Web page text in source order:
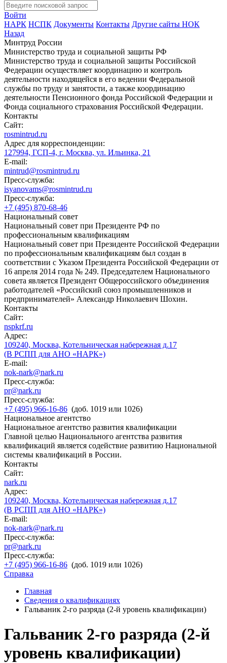
Войти
НАРК НСПК Документы Контакты Другие сайты НОК
Назад
Минтруд России
Министерство труда и социальной защиты РФ
Министерство труда и социальной защиты Российской
Федерации осуществляет координацию и контроль
деятельности находящейся в его ведении Федеральной
службы по труду и занятости, а также координацию
деятельности Пенсионного фонда Российской Федерации и
Фонда социального страхования Российской Федерации.
Контакты
Сайт:
rosmintrud.ru
Адрес для корреспонденции:
127994, ГСП-4, г. Москва, ул. Ильинка, 21
E-mail:
mintrud@rosmintrud.ru
Пресс-служба:
isyanovams@rosmintrud.ru
Пресс-служба:
+7 (495) 870-68-46
Национальный совет
Национальный совет при Президенте РФ по
профессиональным квалификациям
Национальный совет при Президенте Российской Федерации
по профессиональным квалификациям был создан в
соответствии с Указом Президента Российской Федерации от
16 апреля 2014 года № 249. Председателем Национального
совета является Президент Общероссийского объединения
работодателей «Российский союз промышленников и
предпринимателей» Александр Николаевич Шохин.
Контакты
Сайт:
nspkrf.ru
Адрес:
109240, Москва, Котельническая набережная д.17
(В РСПП для АНО «НАРК»)
E-mail:
nok-nark@nark.ru
Пресс-служба:
pr@nark.ru
Пресс-служба:
+7 (495) 966-16-86 (доб. 1019 или 1026)
Национальное агентство
Национальное агентство развития квалификации
Главной целью Национального агентства развития
квалификаций является содействие развитию Национальной
системы квалификаций в России.
Контакты
Сайт:
nark.ru
Адрес:
109240, Москва, Котельническая набережная д.17
(В РСПП для АНО «НАРК»)
E-mail:
nok-nark@nark.ru
Пресс-служба:
pr@nark.ru
Пресс-служба:
+7 (495) 966-16-86 (доб. 1019 или 1026)
Справка
Главная
Сведения о квалификациях
Гальваник 2-го разряда (2-й уровень квалификации)
Гальваник 2-го разряда (2-й
уровень квалификации)